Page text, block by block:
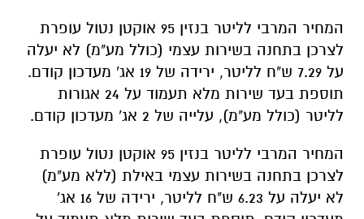
המחיר המרבי לליטר בנזין 95 אוקטן נטול עופרת
לצרכן בתחנה בשירות עצמי (כולל מע"מ) לא יעלה
על 7.29 ש"ח לליטר, ירידה של 19 אג' מעדכון קודם.
תוספת בעד שירות מלא תעמוד על 24 אגורות
לליטר (כולל מע"מ), עלייה של 2 אג' מעדכון קודם.
המחיר המרבי לליטר בנזין 95 אוקטן נטול עופרת
לצרכן בתחנה בשירות עצמי באילת (ללא מע"מ)
לא יעלה על 6.23 ש"ח לליטר, ירידה של 16 אג'